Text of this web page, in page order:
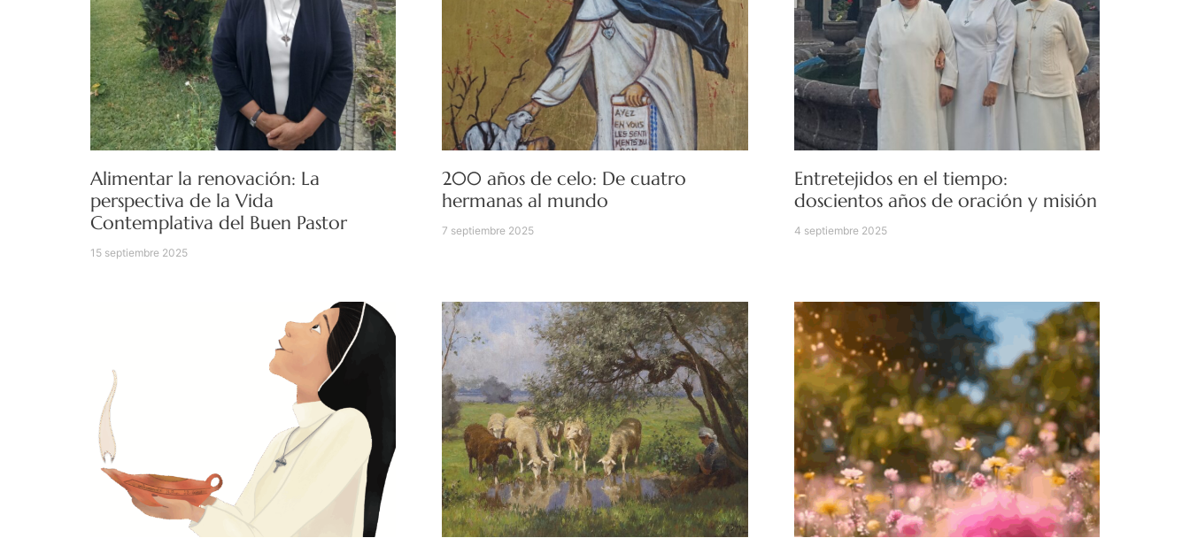
Alimentar la renovación: La
perspectiva de la Vida
Contemplativa del Buen Pastor
15 septiembre 2025
200 años de celo: De cuatro
hermanas al mundo
7 septiembre 2025
Entretejidos en el tiempo:
doscientos años de oración y misión
4 septiembre 2025